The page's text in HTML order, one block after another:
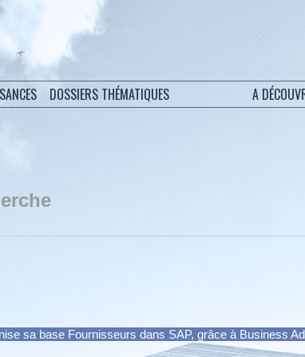
DOSSIERS THÉMATIQUES A
sa base Fournisseurs dans SAP, grâce à Business